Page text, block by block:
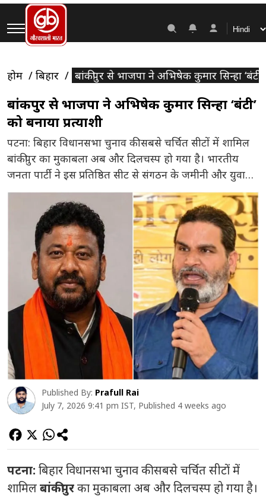
होम बिहार बांकीपुर से भाजपा ने अभिषेक कुमार सिन्हा ‘बंटी’
बांकीपुर से भाजपा ने अभिषेक कुमार सिन्हा ‘बंटी’
को बनाया प्रत्याशी
पटना: बिहार विधानसभा चुनाव की सबसे चर्चित सीटों में शामिल
बांकीपुर का मुकाबला अब और दिलचस्प हो गया है। भारतीय
जनता पार्टी ने इस प्रतिष्ठित सीट से संगठन के जमीनी और युवा
कार्यकर्ता अभिषेक कुमार सिन्हा ‘बंटी’ को अपना प्रत्याशी घोषित
किया है। बूथ स्तर से लेकर प्रदेश स्तर तक संगठन में सक्रिय
भूमिका निभाने वाले […]
Published By: Prafull Rai
July 7, 2026 9:41 pm IST, Published 4 weeks ago
पटना: बिहार विधानसभा चुनाव की सबसे चर्चित सीटों में
शामिलबांकीपुरका मुकाबला अब और दिलचस्प हो गया है।